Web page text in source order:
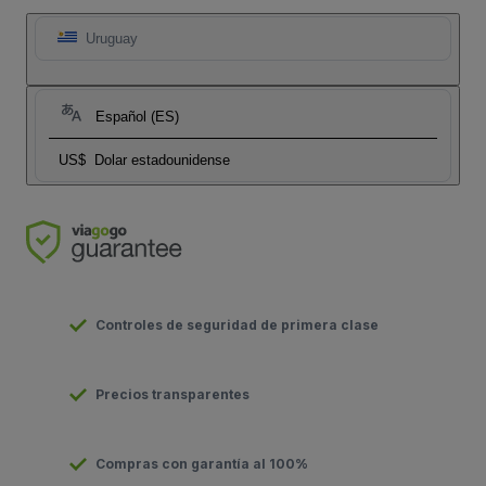
Uruguay
Español (ES)
US$ Dolar estadounidense
Controles de seguridad de primera clase
Precios transparentes
Compras con garantía al 100%